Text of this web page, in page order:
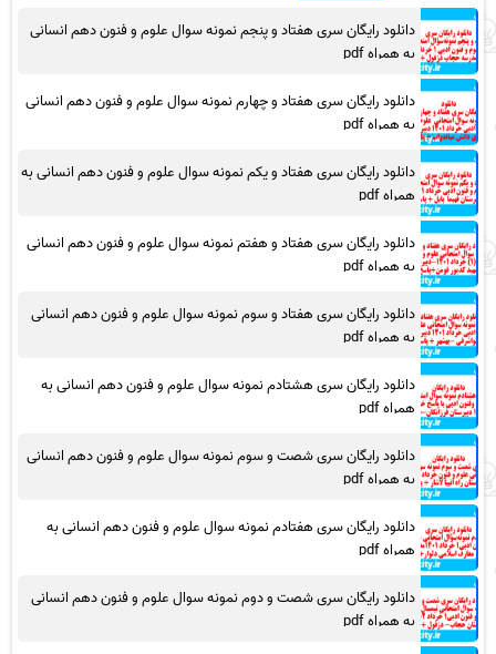
دانلود رایگان سری هفتاد و پنجم نمونه سوال علوم و فنون دهم انسانی
به همراه pdf
دانلود رایگان سری هفتاد و چهارم نمونه سوال علوم و فنون دهم انسانی
به همراه pdf
دانلود رایگان سری هفتاد و یکم نمونه سوال علوم و فنون دهم انسانی به
همراه pdf
دانلود رایگان سری هفتاد و هفتم نمونه سوال علوم و فنون دهم انسانی
به همراه pdf
دانلود رایگان سری هفتاد و سوم نمونه سوال علوم و فنون دهم انسانی
به همراه pdf
دانلود رایگان سری هشتادم نمونه سوال علوم و فنون دهم انسانی به
همراه pdf
دانلود رایگان سری شصت و سوم نمونه سوال علوم و فنون دهم انسانی
به همراه pdf
دانلود رایگان سری هفتادم نمونه سوال علوم و فنون دهم انسانی به
همراه pdf
دانلود رایگان سری شصت و دوم نمونه سوال علوم و فنون دهم انسانی
به همراه pdf